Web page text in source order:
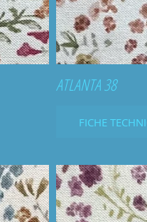
ATLANTA 38
FICHE